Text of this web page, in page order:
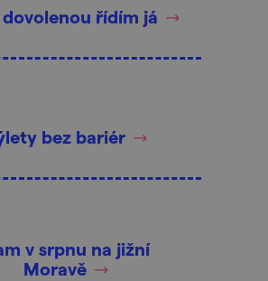
řídím já
bez bariér
v srpnu na jižní
Moravě